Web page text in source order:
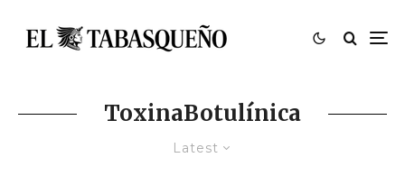
ToxinaBotulínica
Latest